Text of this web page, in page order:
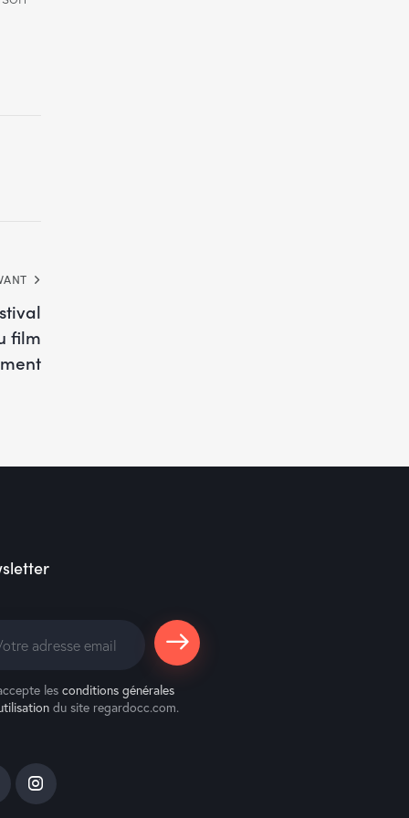
film
S'abonne
les conditions générales
du site regardocc.com.